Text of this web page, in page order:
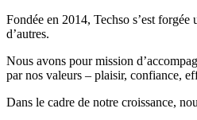
Fondée en 2014, Techso s’est
d’autres.
Nous avons pour mission
par nos valeurs – plaisir, confiance,
Dans le cadre de notre croissance,